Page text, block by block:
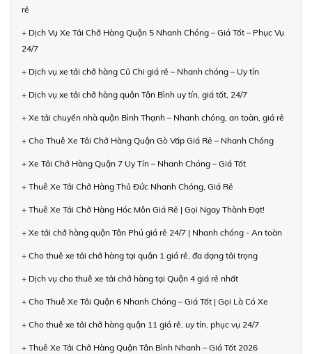
rẻ
+ Dịch Vụ Xe Tải Chở Hàng Quận 5 Nhanh Chóng – Giá Tốt – Phục Vụ
24/7
+ Dịch vụ xe tải chở hàng Củ Chi giá rẻ – Nhanh chóng – Uy tín
+ Dịch vụ xe tải chở hàng quận Tân Bình uy tín, giá tốt, 24/7
+ Xe tải chuyển nhà quận Bình Thạnh – Nhanh chóng, an toàn, giá rẻ
+ Cho Thuê Xe Tải Chở Hàng Quận Gò Vấp Giá Rẻ – Nhanh Chóng
+ Xe Tải Chở Hàng Quận 7 Uy Tín – Nhanh Chóng – Giá Tốt
+ Thuê Xe Tải Chở Hàng Thủ Đức Nhanh Chóng, Giá Rẻ
+ Thuê Xe Tải Chở Hàng Hóc Môn Giá Rẻ | Gọi Ngay Thành Đạt!
+ Xe tải chở hàng quận Tân Phú giá rẻ 24/7 | Nhanh chóng - An toàn
+ Cho thuê xe tải chở hàng tại quận 1 giá rẻ, đa dạng tải trọng
+ Dịch vụ cho thuê xe tải chở hàng tại Quận 4 giá rẻ nhất
+ Cho Thuê Xe Tải Quận 6 Nhanh Chóng – Giá Tốt | Gọi Là Có Xe
+ Cho thuê xe tải chở hàng quận 11 giá rẻ, uy tín, phục vụ 24/7
+ Thuê Xe Tải Chở Hàng Quận Tân Bình Nhanh – Giá Tốt 2026